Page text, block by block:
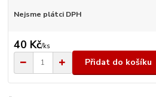
Nejsme plátci DPH
40 Kč/ks
Přidat do košíku